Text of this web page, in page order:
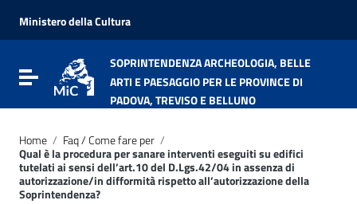
Vai al menu di navigazione
Vai al footer
Ministero della Cultura
Attiva / disattiva la navigazione
SOPRINTENDENZA ARCHEOLOGIA, BELLE
ARTI E PAESAGGIO PER LE PROVINCE DI
PADOVA, TREVISO E BELLUNO
Home / Faq / Come fare per /
Qual è la procedura per sanare interventi eseguiti su edifici
tutelati ai sensi dell’art.10 del D.Lgs.42/04 in assenza di
autorizzazione/in difformità rispetto all’autorizzazione della
Soprintendenza?